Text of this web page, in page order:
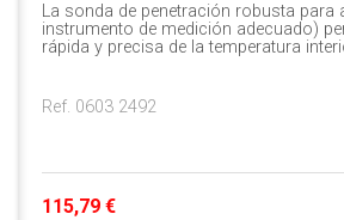
La sonda de penetración robusta para
instrumento de medición adecuado)
rápida y precisa de la temperatura
Ref. 0603 2492
115,79 €